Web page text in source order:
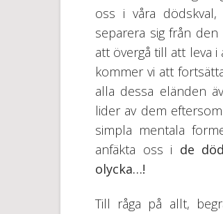
oss i våra
separera sig från
att övergå till att leva
kommer vi att
alla dessa eländen
lider av dem
simpla mentala
anfäkta oss i de
olycka…!
Till råga på allt,